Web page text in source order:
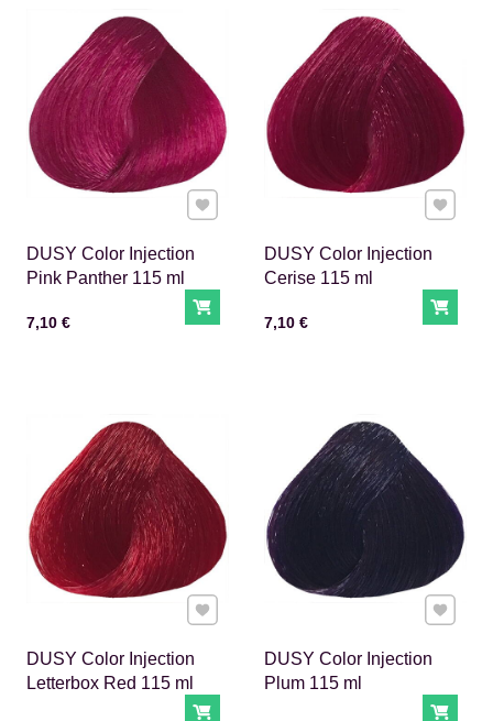
DUSY Color Injection
Pink Panther 115 ml
Cena s DPH
7,10 € Do košíka
Pridať k Obľúbeným
DUSY Color Injection
Cerise 115 ml
Cena s DPH
7,10 € Do
Pridať
DUSY Color Injection
Letterbox Red 115 ml
Pridať k Obľúbeným
DUSY Color Injection
Plum 115 ml
Pridať